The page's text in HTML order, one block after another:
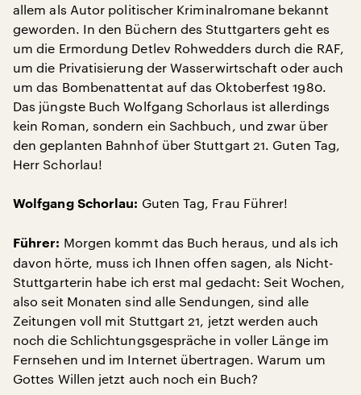
allem als Autor politischer Kriminalromane bekannt
geworden. In den Büchern des Stuttgarters geht es
um die Ermordung Detlev Rohwedders durch die RAF,
um die Privatisierung der Wasserwirtschaft oder auch
um das Bombenattentat auf das Oktoberfest 1980.
Das jüngste Buch Wolfgang Schorlaus ist allerdings
kein Roman, sondern ein Sachbuch, und zwar über
den geplanten Bahnhof über Stuttgart 21. Guten Tag,
Herr Schorlau!
Wolfgang Schorlau: Guten Tag, Frau Führer!
Führer: Morgen kommt das Buch heraus, und als ich
davon hörte, muss ich Ihnen offen sagen, als Nicht-
Stuttgarterin habe ich erst mal gedacht: Seit Wochen,
also seit Monaten sind alle Sendungen, sind alle
Zeitungen voll mit Stuttgart 21, jetzt werden auch
noch die Schlichtungsgespräche in voller Länge im
Fernsehen und im Internet übertragen. Warum um
Gottes Willen jetzt auch noch ein Buch?